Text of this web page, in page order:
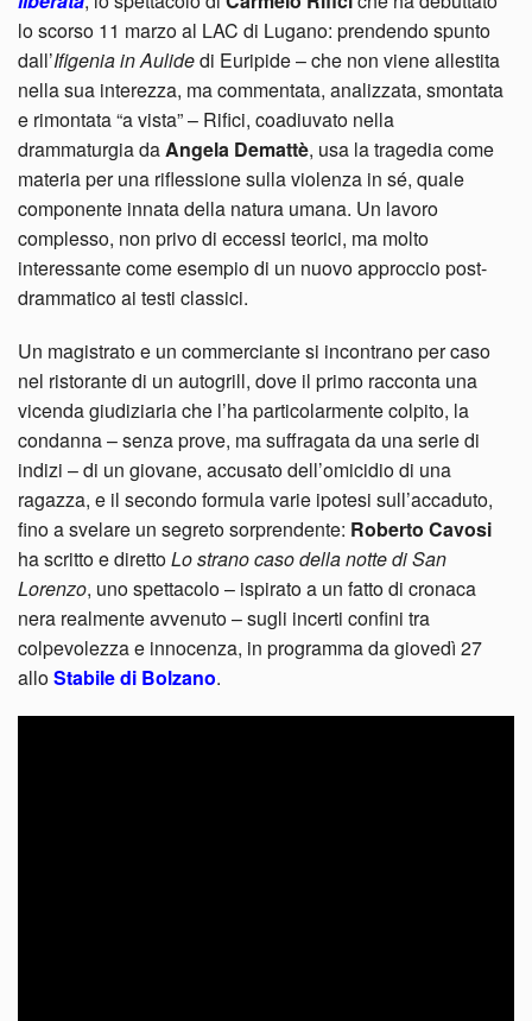
lo scorso 11 marzo al LAC di Lugano: prendendo spunto
dall’Ifigenia in Aulidedi Euripide – che non viene allestita
nella sua interezza, ma commentata, analizzata, smontata
e rimontata “a vista” – Rifici, coadiuvato nella
drammaturgia daAngela Demattè, usa la tragedia come
materia per una riflessione sulla violenza in sé, quale
componente innata della natura umana. Un lavoro
complesso, non privo di eccessi teorici, ma molto
interessante come esempio di un nuovo approccio post-
drammatico ai testi classici.
Un magistrato e un commerciante si incontrano per caso
nel ristorante di un autogrill, dove il primo racconta una
vicenda giudiziaria che l’ha particolarmente colpito, la
condanna – senza prove, ma suffragata da una serie di
indizi – di un giovane, accusato dell’omicidio di una
ragazza, e il secondo formula varie ipotesi sull’accaduto,
fino a svelare un segreto sorprendente: Roberto Cavosi
ha scritto e direttoLo strano caso della notte di San
Lorenzo, uno spettacolo – ispirato a un fatto di cronaca
nera realmente avvenuto – sugli incerti confini tra
colpevolezza e innocenza, in programma da giovedì 27
alloStabile di Bolzano.